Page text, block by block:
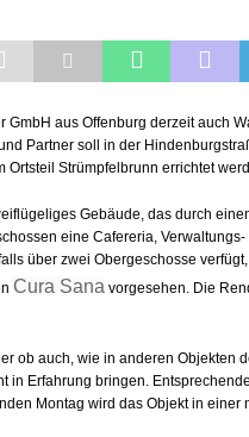
aus Offenburg derzeit auch
Partner soll in der
Ortsteil Strümpfelbrunn errichtet
Gebäude, das durch
eine Cafereria,
über zwei Obergeschosse
Cura Sana vorgesehen. Die
ob auch, wie in anderen Objekten
in Erfahrung bringen.
Montag wird das Objekt in einer